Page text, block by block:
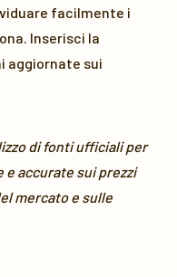
facilmente i
Inserisci la
aggiornate sui
di fonti ufficiali per
accurate sui prezzi
mercato e sulle